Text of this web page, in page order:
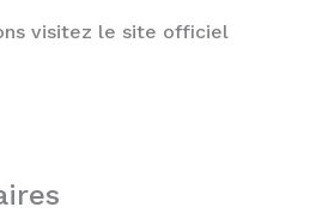
visitez le site officiel